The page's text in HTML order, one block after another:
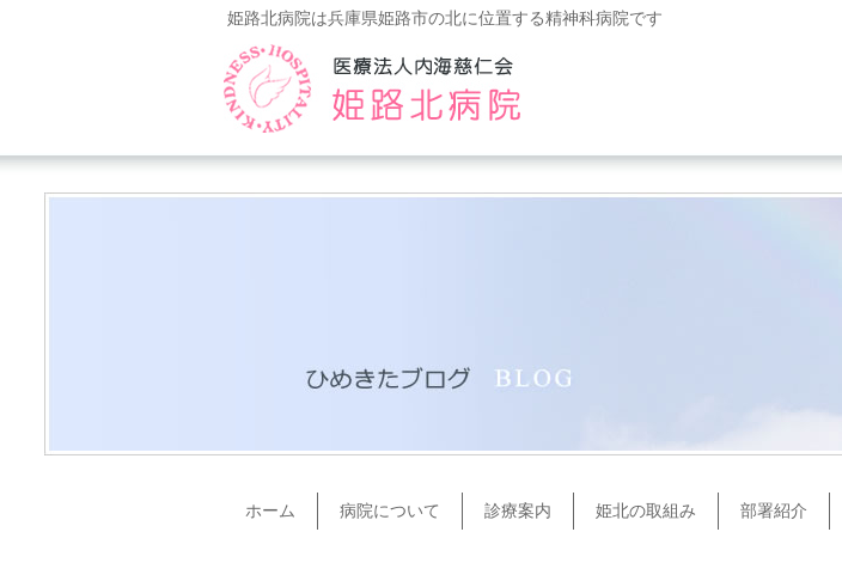
姫路北病院は兵庫県姫路市の北に位置する精神科病院です
ホーム 病院について 診療案内 姫北の取組み 部署紹介